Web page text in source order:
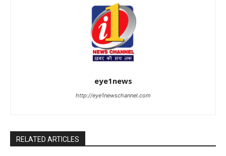
eye1news
http://eye1newschannel.com
RELATED ARTICLES